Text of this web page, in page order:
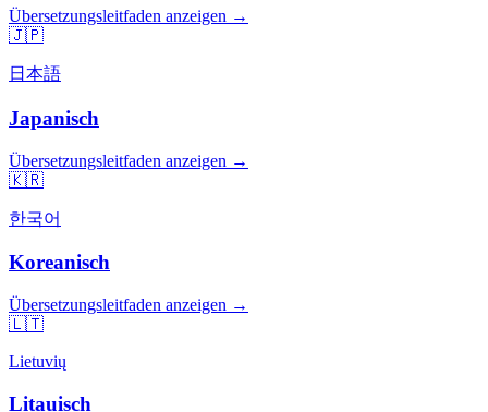
Übersetzungsleitfaden anzeigen →
🇯🇵
日本語
Japanisch
Übersetzungsleitfaden anzeigen →
🇰🇷
한국어
Koreanisch
Übersetzungsleitfaden anzeigen →
🇱🇹
Lietuvių
Litauisch